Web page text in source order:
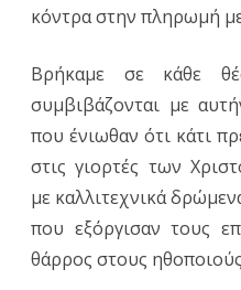
κόντρα στην πληρωμή
Βρήκαμε σε κάθε
συμβιβάζονται με
που ένιωθαν ότι κάτι
στις γιορτές των
με καλλιτεχνικά
που εξόργισαν τους
θάρρος στους